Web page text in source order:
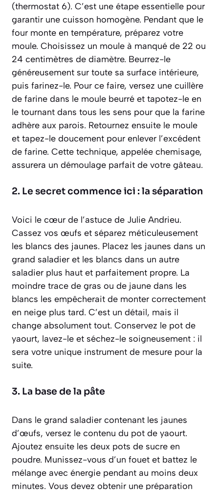
(thermostat 6). C’est une étape essentielle pour
garantir une cuisson homogène. Pendant que le
four monte en température, préparez votre
moule. Choisissez un moule à manqué de 22 ou
24 centimètres de diamètre. Beurrez-le
généreusement sur toute sa surface intérieure,
puis farinez-le. Pour ce faire, versez une cuillère
de farine dans le moule beurré et tapotez-le en
le tournant dans tous les sens pour que la farine
adhère aux parois. Retournez ensuite le moule
et tapez-le doucement pour enlever l’excédent
de farine. Cette technique, appelée chemisage,
assurera un démoulage parfait de votre gâteau.
2. Le secret commence ici : la séparation
Voici le cœur de l’astuce de Julie Andrieu.
Cassez vos œufs et séparez méticuleusement
les blancs des jaunes. Placez les jaunes dans un
grand saladier et les blancs dans un autre
saladier plus haut et parfaitement propre. La
moindre trace de gras ou de jaune dans les
blancs les empêcherait de monter correctement
en neige plus tard. C’est un détail, mais il
change absolument tout. Conservez le pot de
yaourt, lavez-le et séchez-le soigneusement : il
sera votre unique instrument de mesure pour la
suite.
3. La base de la pâte
Dans le grand saladier contenant les jaunes
d’œufs, versez le contenu du pot de yaourt.
Ajoutez ensuite les deux pots de sucre en
poudre. Munissez-vous d’un fouet et battez le
mélange avec énergie pendant au moins deux
minutes. Vous devez obtenir une préparation